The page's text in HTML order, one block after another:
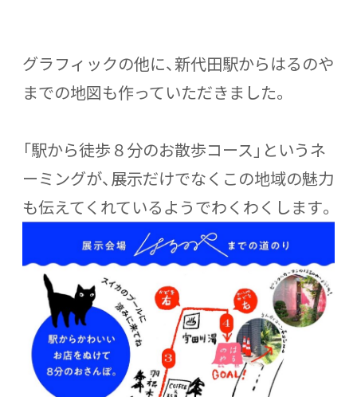
グラフィックの他に、新代田駅からはるのや
までの地図も作っていただきました。
「駅から徒歩８分のお散歩コース」というネ
ーミングが、展示だけでなくこの地域の魅力
も伝えてくれているようでわくわくします。